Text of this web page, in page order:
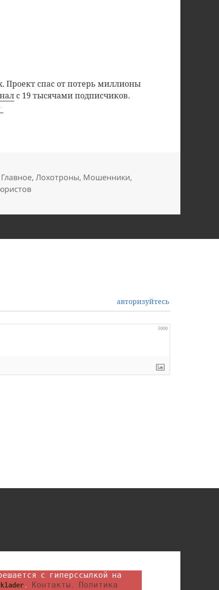
Проект спас от потерь миллионы
с 19 тысячами подписчиков.
Главное,Лохотроны, Мошенники,
авторизуйтесь
5000
. Контакты. Политика